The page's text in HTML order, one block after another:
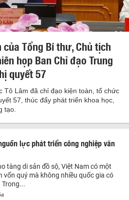
Tổng Bí thư, Chủ tịch
họp Ban Chỉ đạo Trung
quyết 57
Tô Lâm đã chỉ đạo kiện toàn, tổ chức
57, thúc đẩy phát triển khoa học,
tạo.
lực phát triển công nghiệp văn
tàng di sản đồ sộ, Việt Nam có một
vốn quý mà không nhiều quốc gia có